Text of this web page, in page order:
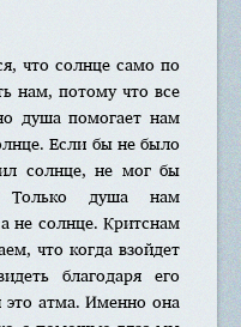
что солнце само по
нам, потому что все
душа помогает нам
Если бы не было
солнце, не мог бы
Только душа нам
не солнце. Критснам
что когда взойдет
благодаря его
это атма. Именно она